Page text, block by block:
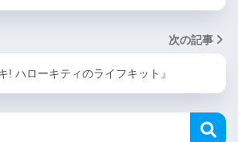
次の記事
! ハローキティのライフキット』